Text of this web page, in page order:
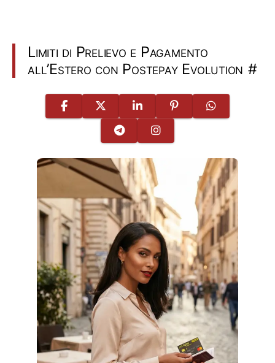
Limiti di Prelievo e Pagamento
all’Estero con Postepay Evolution #